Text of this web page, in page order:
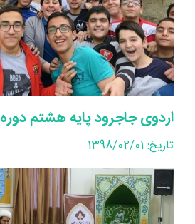
اردوی جاجرود پایه هشتم دوره 27
تاریخ: 1398/02/01